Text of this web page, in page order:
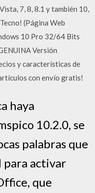
7, 8, 8.1 y también 10,
(Página Web
10 Pro 32/64 Bits
Versión
y características de
con envío gratis!
haya
10.2.0, se
palabras que
para activar
que